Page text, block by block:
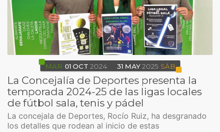
MAR 01 OCT 2024 31 MAY 2025 SÁB
La Concejalía de Deportes presenta la
temporada 2024-25 de las ligas locales
de fútbol sala, tenis y pádel
La concejala de Deportes, Rocío Ruiz, ha desgranado
los detalles que rodean al inicio de estas